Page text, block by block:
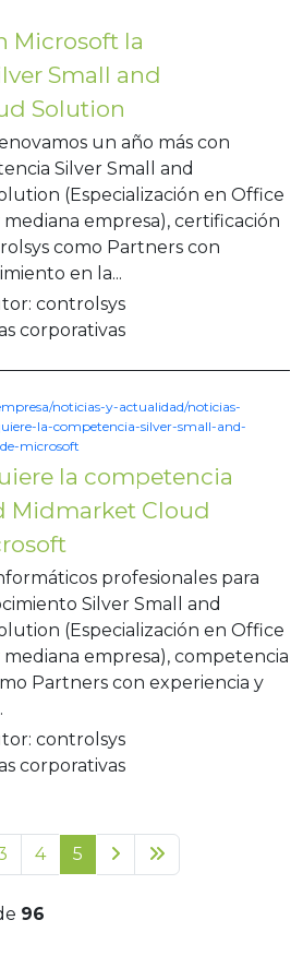
Microsoft la
Small and
Solution
un año más con
Silver Small and
(Especialización en Office
empresa), certificación
como Partners con
en la...
controlsys
corporativas
la competencia
Midmarket Cloud
noticias-y-actualidad/noticias-
la-competencia-silver-small-and-
microsoft
profesionales para
Silver Small and
(Especialización en Office
empresa), competencia
Partners con experiencia y
controlsys
corporativas
4 5
96